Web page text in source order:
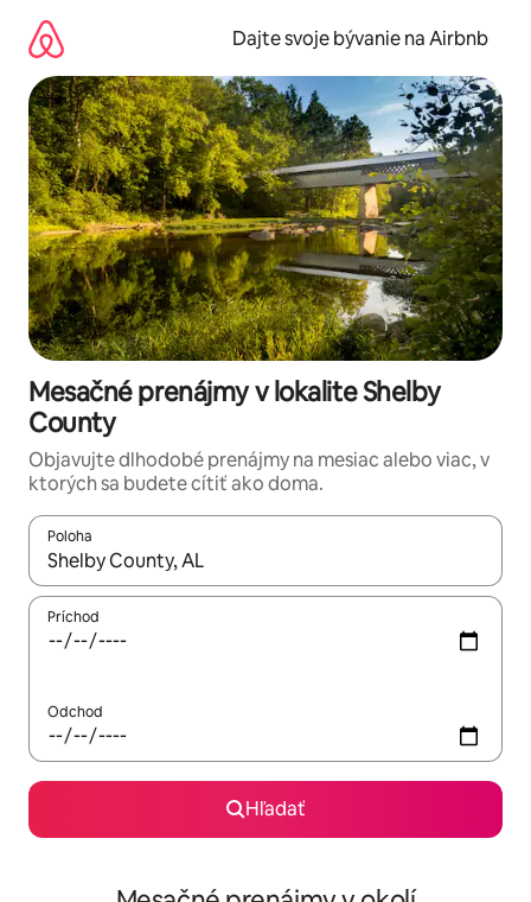
obsah.
Dajte svoje bývanie na Airbnb
Mesačné prenájmy v lokalite Shelby
County
Objavujte dlhodobé prenájmy na mesiac alebo viac, v
ktorých sa budete cítiť ako doma.
Poloha
Keď budú výsledky k dispozícii, môžete si ich prechádzať
Príchod
Odchod
Hľadať